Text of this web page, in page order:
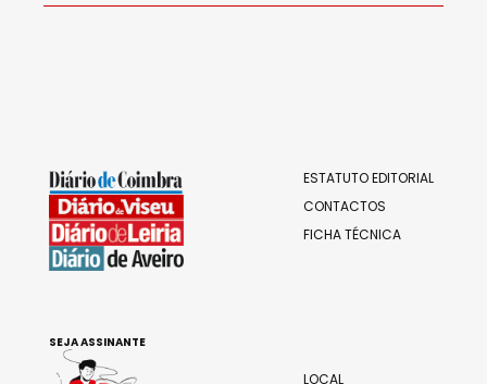
ESTATUTO EDITORIAL
CONTACTOS
FICHA TÉCNICA
LOCAL
SEJA ASSINANTE